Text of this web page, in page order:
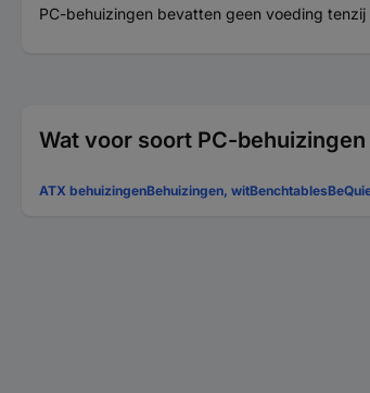
PC-behuizingen bevatten geen voeding
Wat voor soort PC-behuizingen
ATX behuizingenBehuizingen, witBenchtables